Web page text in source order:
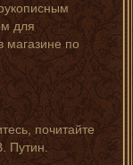
для
магазине по
почитайте
Путин.